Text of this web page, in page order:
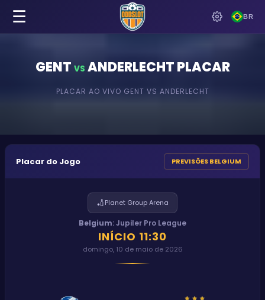
BR
☰
GENT VS ANDERLECHTPLACAR
PLACAR AO VIVO GENT VS ANDERLECHT
Placar do Jogo PREVISÕES BELGIUM
🏏Planet Group Arena
Belgium:Jupiler Pro League
INÍCIO 11:30
domingo, 10 de maio de 2026